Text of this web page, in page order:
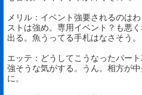
メリル：イベント強要されるのは
ストは強め。専用イベント？も悪
出る。魚うってる手札はなさそう。
エッテ：どうしてこうなったパー
強そうな気がする。うん。相方が
に。